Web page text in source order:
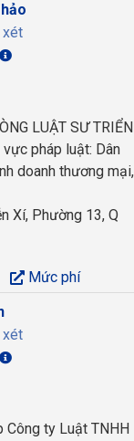
xét
LUẬT SƯ TRIỂN
vực pháp luật: Dân
doanh thương mại,
Xí, Phường 13, Q
Mức phí
xét
ty Luật TNHH